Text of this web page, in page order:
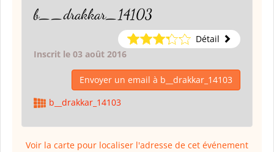
b__drakkar_14103
Détail
Inscrit le 03 août 2016
Envoyer un email à b__drakkar_14103
b__drakkar_14103
Voir la carte pour localiser l'adresse de cet événement